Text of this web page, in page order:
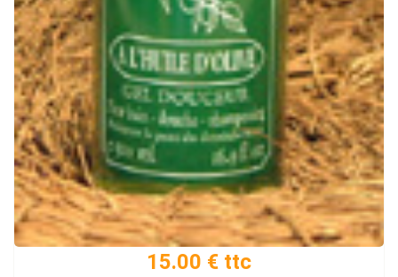
15.00 € ttc